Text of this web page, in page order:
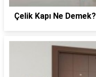
Çelik Kapı Ne Demek?